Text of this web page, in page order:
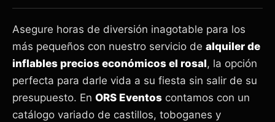
Asegure horas de diversión inagotable para los
más pequeños con nuestro servicio de alquiler de
inflables precios económicos el rosal, la opción
perfecta para darle vida a su fiesta sin salir de su
presupuesto. En ORS Eventos contamos con un
catálogo variado de castillos, toboganes y